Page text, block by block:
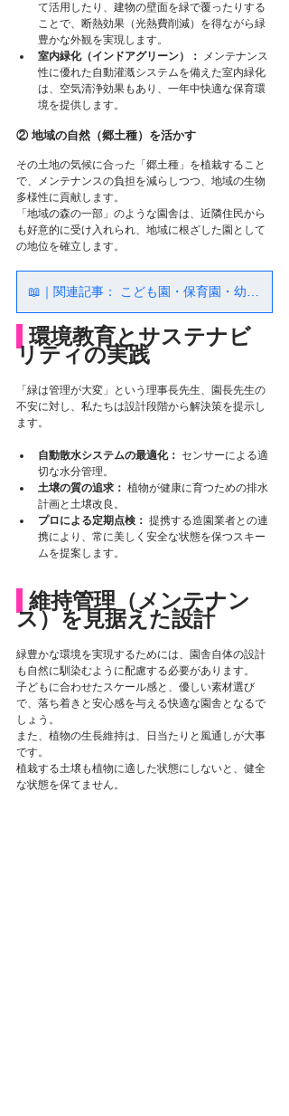
て活用したり、建物の壁面を緑で覆ったりする
ことで、断熱効果（光熱費削減）を得ながら緑
豊かな外観を実現します。
室内緑化（インドアグリーン）：
メンテナンス
性に優れた自動灌漑システムを備えた室内緑化
は、空気清浄効果もあり、一年中快適な保育環
境を提供します。
② 地域の自然（郷土種）を活かす
その土地の気候に合った「郷土種」を植栽すること
で、メンテナンスの負担を減らしつつ、地域の生物
多様性に貢献します。
「地域の森の一部」のような園舎は、近隣住民から
も好意的に受け入れられ、地域に根ざした園として
の地位を確立します。
📖｜関連記事： こども園・保育園・幼稚園｜子どもの成長を支える4つの要素
環境教育とサステナビ
リティの実践
「緑は管理が大変」という理事長先生、園長先生の
不安に対し、私たちは設計段階から解決策を提示し
ます。
自動散水システムの最適化： センサーによる適
切な水分管理。
土壌の質の追求： 植物が健康に育つための排水
計画と土壌改良。
プロによる定期点検： 提携する造園業者との連
携により、常に美しく安全な状態を保つスキー
ムを提案します。
維持管理（メンテナン
ス）を見据えた設計
緑豊かな環境を実現するためには、園舎自体の設計
も自然に馴染むように配慮する必要があります。
子どもに合わせたスケール感と、優しい素材選び
で、落ち着きと安心感を与える快適な園舎となるで
しょう。
また、植物の生長維持は、日当たりと風通しが大事
です。
植栽する土壌も植物に適した状態にしないと、健全
な状態を保てません。